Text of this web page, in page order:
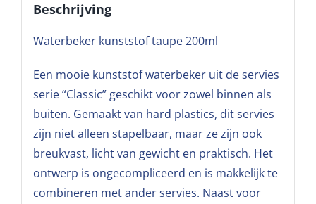
Beschrijving
Waterbeker kunststof taupe 200ml
Een mooie kunststof waterbeker uit de servies
serie “Classic” geschikt voor zowel binnen als
buiten. Gemaakt van hard plastics, dit servies
zijn niet alleen stapelbaar, maar ze zijn ook
breukvast, licht van gewicht en praktisch. Het
ontwerp is ongecompliceerd en is makkelijk te
combineren met ander servies. Naast voor